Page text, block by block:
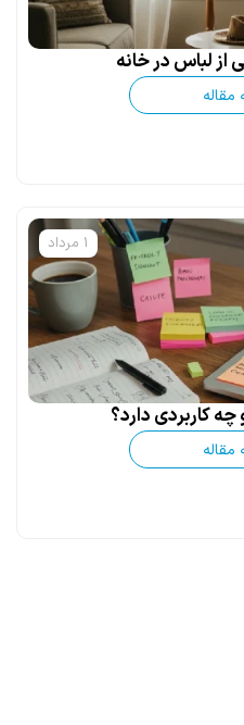
لباس در خانه
مقاله
1 مرداد
کاربردی دارد؟
مقاله